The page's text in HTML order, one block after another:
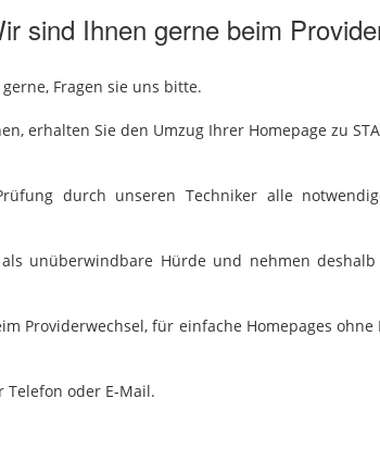
sind Ihnen gerne beim
Fragen sie uns bitte.
erhalten Sie den Umzug Ihrer Homepage zu
durch unseren Techniker alle
unüberwindbare Hürde und nehmen
Providerwechsel, für einfache Homepages
oder E-Mail.